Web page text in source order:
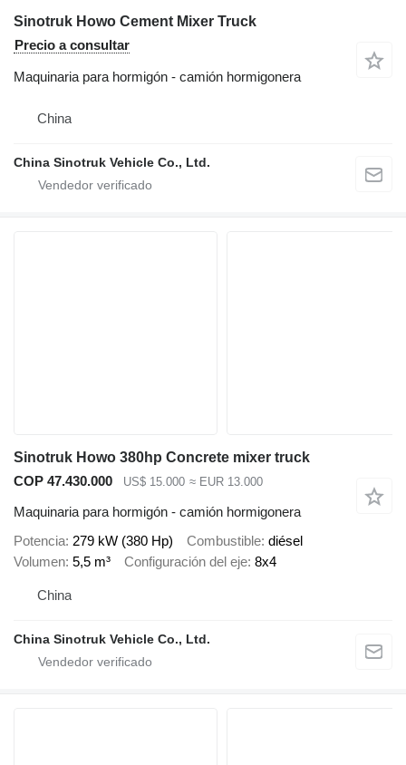
Sinotruk Howo Cement Mixer Truck
Precio a consultar
Maquinaria para hormigón - camión hormigonera
China
China Sinotruk Vehicle Co., Ltd.
Sinotruk Howo 380hp Concrete mixer truck
COP 47.430.000
US$ 15.000 ≈ EUR 13.000
Maquinaria para hormigón - camión hormigonera
Potencia 279 kW (380 Hp) Combustible diésel
Volumen 5,5 m³ Configuración del eje 8x4
China
China Sinotruk Vehicle Co., Ltd.